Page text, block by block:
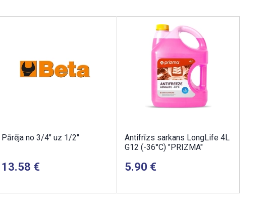
Pārēja no 3/4" uz 1/2"
13.58
Antifrīzs sarkans LongLife 4L
G12 (-36°C) "PRIZMA"
5.90